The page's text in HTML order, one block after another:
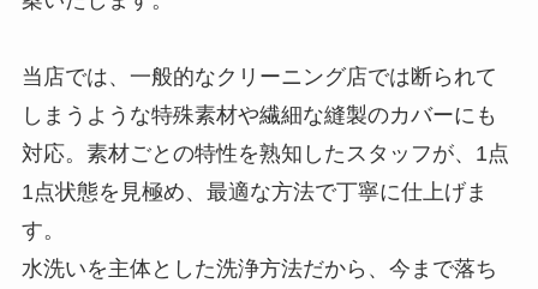
当店では、一般的なクリーニング店では断られて
しまうような特殊素材や繊細な縫製のカバーにも
対応。素材ごとの特性を熟知したスタッフが、1点
1点状態を見極め、最適な方法で丁寧に仕上げま
す。
水洗いを主体とした洗浄方法だから、今まで落ち